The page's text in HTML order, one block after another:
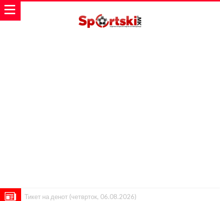
Тикет на денот (четврток, 06.08.2026)